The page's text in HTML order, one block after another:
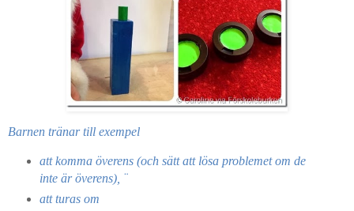
Barnen tränar till exempel
att komma överens (och sätt att lösa problemet om de
inte är överens), ¨
att turas om